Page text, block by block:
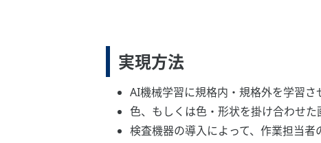
実現方法
AI機械学習に規格内・規格外を学習
色、もしくは色・形状を掛け合わせ
検査機器の導入によって、作業担当